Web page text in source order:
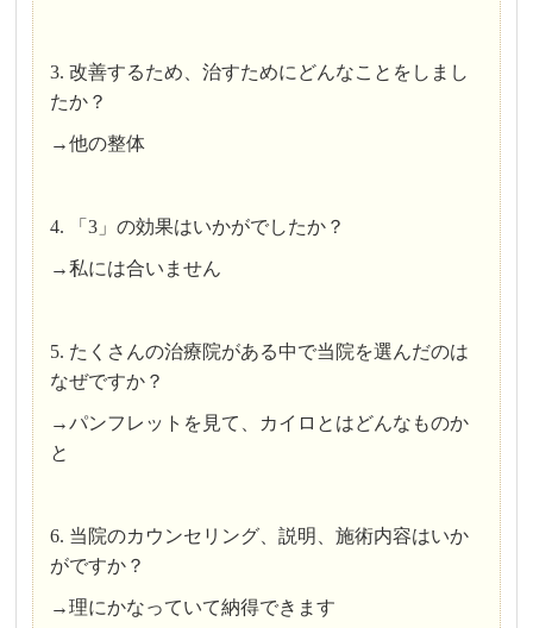
3. 改善するため、治すためにどんなことをしまし
たか？
→他の整体
4. 「3」の効果はいかがでしたか？
→私には合いません
5. たくさんの治療院がある中で当院を選んだのは
なぜですか？
→パンフレットを見て、カイロとはどんなものか
と
6. 当院のカウンセリング、説明、施術内容はいか
がですか？
→理にかなっていて納得できます